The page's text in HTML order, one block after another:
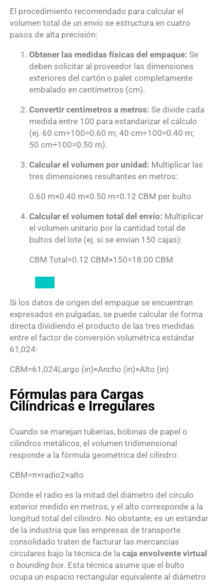
El procedimiento recomendado para calcular el
volumen total de un envío se estructura en cuatro
pasos de alta precisión:
Obtener las medidas físicas del empaque: Se
deben solicitar al proveedor las dimensiones
exteriores del cartón o palet completamente
embalado en centímetros (cm).
Convertir centímetros a metros: Se divide cada
medida entre 100 para estandarizar el cálculo
(ej. 60 cm÷100=0.60 m; 40 cm÷100=0.40 m;
50 cm÷100=0.50 m).
Calcular el volumen por unidad: Multiplicar las
tres dimensiones resultantes en metros:
0.60 m×0.40 m×0.50 m=0.12 CBM per bulto
Calcular el volumen total del envío: Multiplicar
el volumen unitario por la cantidad total de
bultos del lote (ej. si se envían 150 cajas):
CBM Total =0.12 CBM×150=18.00 CBM
Si los datos de origen del empaque se encuentran
expresados en pulgadas, se puede calcular de forma
directa dividiendo el producto de las tres medidas
entre el factor de conversión volumétrica estándar
61 ,024:
CBM=61 ,024Largo (in)×Ancho (in)×Alto (in)
Fórmulas para Cargas
Cilíndricas e Irregulares
Cuando se manejan tuberías, bobinas de papel o
cilindros metálicos, el volumen tridimensional
responde a la fórmula geométrica del cilindro:
CBM=π×radio2×alto
Donde el radio es la mitad del diámetro del círculo
exterior medido en metros, y el alto corresponde a la
longitud total del cilindro. No obstante, es un estándar
de la industria que las empresas de transporte
consolidado traten de facturar las mercancías
circulares bajo la técnica de la caja envolvente virtual
o bounding box. Esta técnica asume que el bulto
ocupa un espacio rectangular equivalente al diámetro